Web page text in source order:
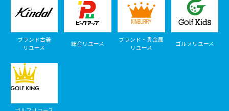
ブランド古着
リユース
総合リユース
ブランド・貴金属
リユース
ゴルフリユース